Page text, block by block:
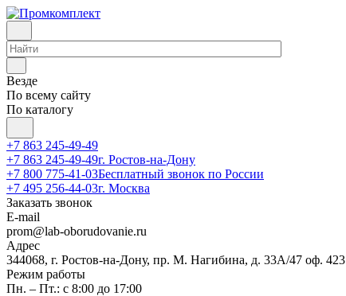
Везде
По всему сайту
По каталогу
+7 863 245-49-49
+7 863 245-49-49г. Ростов-на-Дону
+7 800 775-41-03Бесплатный звонок по России
+7 495 256-44-03г. Москва
Заказать звонок
E-mail
prom@lab-oborudovanie.ru
Адрес
344068, г. Ростов-на-Дону, пр. М. Нагибина, д. 33А/47 оф. 423
Режим работы
Пн. – Пт.: с 8:00 до 17:00